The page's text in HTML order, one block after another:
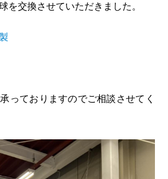
を交換させていただきました。
っておりますのでご相談させてく